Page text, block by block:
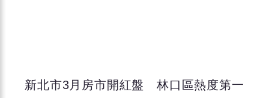
新北市3月房市開紅盤 林口區熱度第一